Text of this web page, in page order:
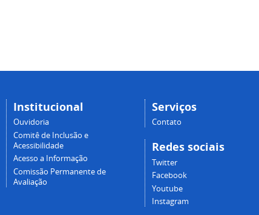
Institucional
Ouvidoria
Comitê de Inclusão e
Acessibilidade
Acesso a Informação
Comissão Permanente de
Avaliação
Serviços
Contato
Redes sociais
Twitter
Facebook
Youtube
Instagram